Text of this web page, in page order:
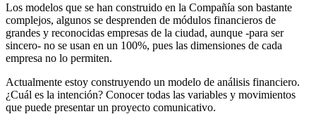
Los modelos que se han construido en la Compañía son bastante
complejos, algunos se desprenden de módulos financieros de
grandes y reconocidas empresas de la ciudad, aunque -para ser
sincero- no se usan en un 100%, pues las dimensiones de cada
empresa no lo permiten.
Actualmente estoy construyendo un modelo de análisis financiero.
¿Cuál es la intención? Conocer todas las variables y movimientos
que puede presentar un proyecto comunicativo.